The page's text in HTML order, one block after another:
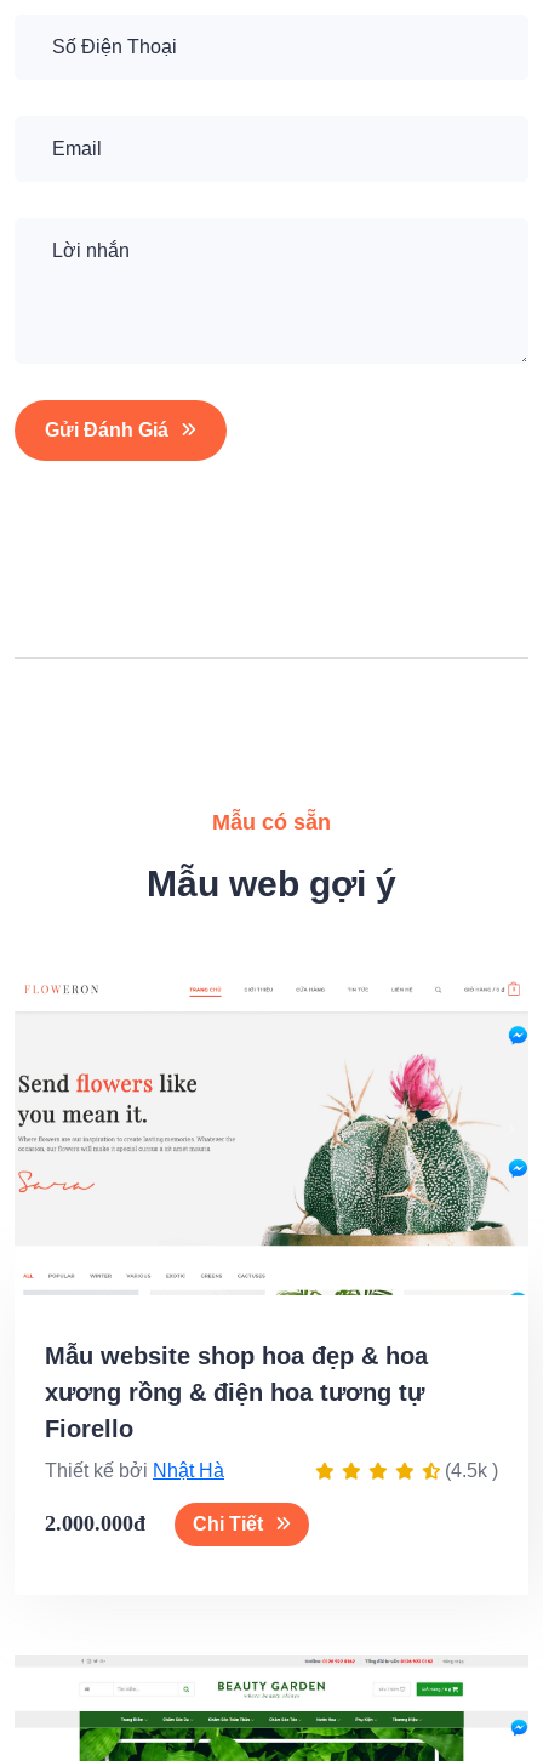
Gửi Đánh Giá
Mẫu có sẵn
Mẫu web gợi ý
Mẫu website shop hoa đẹp & hoa
xương rồng & điện hoa tương tự
Fiorello
Thiết kế bởi Nhật Hà (4.5k )
2.000.000đ Chi Tiết